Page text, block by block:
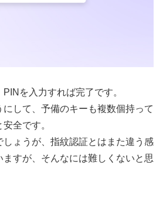
を入力すれば完了です。
して、予備のキーも複数個持って
全です。
ょうが、指紋認証とはまた違う感
ますが、そんなには難しくないと思